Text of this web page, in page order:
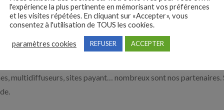
site. Découvrez nos solutions pour vous aider à recruter en
Nos solutions entreprises
multidiffuseurs, sites payant… nombreux sont nos partenaires.
l'expérience la plus pertinente en mémorisant vos préférences
et les visites répétées. En cliquant sur «Accepter», vous
consentez à l'utilisation de TOUS les cookies.
paramètres cookies REFUSER ACCEPTER